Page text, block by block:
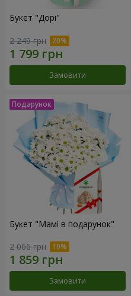
Букет "Дорі"
2 249 грн
Замовити
Букет "Мамі в подарунок"
2 066 грн
Замовити